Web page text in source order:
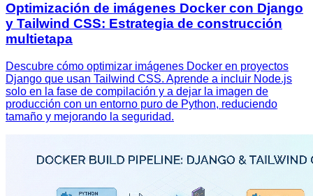
Optimización de imágenes Docker con Django
y Tailwind CSS: Estrategia de construcción
multietapa
Descubre cómo optimizar imágenes Docker en proyectos
Django que usan Tailwind CSS. Aprende a incluir Node.js
solo en la fase de compilación y a dejar la imagen de
producción con un entorno puro de Python, reduciendo
tamaño y mejorando la seguridad.